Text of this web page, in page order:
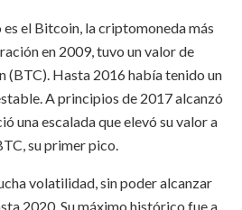
el Bitcoin, la criptomoneda más
en 2009, tuvo un valor de
(BTC). Hasta 2016 había tenido un
A principios de 2017 alcanzó
una escalada que elevó su valor a
su primer pico.
volatilidad, sin poder alcanzar
2020. Su máximo histórico fue a